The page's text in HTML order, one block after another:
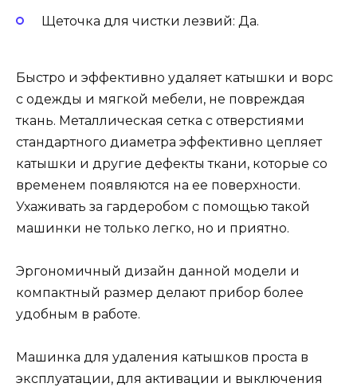
Щеточка для чистки лезвий: Да.
Быстро и эффективно удаляет катышки и ворс
с одежды и мягкой мебели, не повреждая
ткань. Металлическая сетка с отверстиями
стандартного диаметра эффективно цепляет
катышки и другие дефекты ткани, которые со
временем появляются на ее поверхности.
Ухаживать за гардеробом с помощью такой
машинки не только легко, но и приятно.
Эргономичный дизайн данной модели и
компактный размер делают прибор более
удобным в работе.
Машинка для удаления катышков проста в
эксплуатации, для активации и выключения